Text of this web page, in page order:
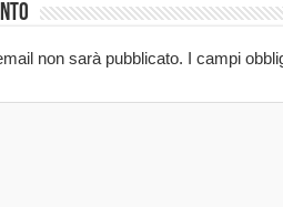
non sarà pubblicato. I campi